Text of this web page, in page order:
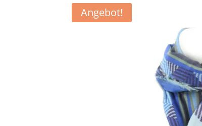
Angebot!